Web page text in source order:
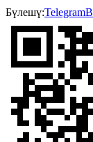
Бүлешү:Telegram